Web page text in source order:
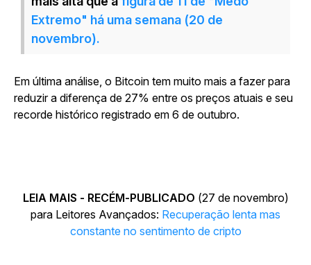
Extremo" há uma semana (20 de
novembro).
Em última análise, o Bitcoin tem muito mais a fazer para
reduzir a diferença de 27% entre os preços atuais e seu
recorde histórico registrado em 6 de outubro.
LEIA MAIS - RECÉM-PUBLICADO (27 de novembro)
para Leitores Avançados: Recuperação lenta mas
constante no sentimento de cripto